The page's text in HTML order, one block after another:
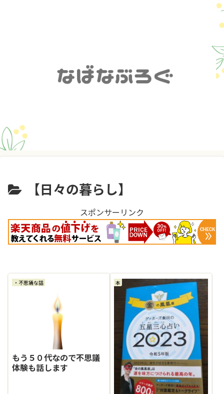
【日々の暮らし】
スポンサーリンク
・不思議な話
もう５０代なので不思議
体験も話します
本